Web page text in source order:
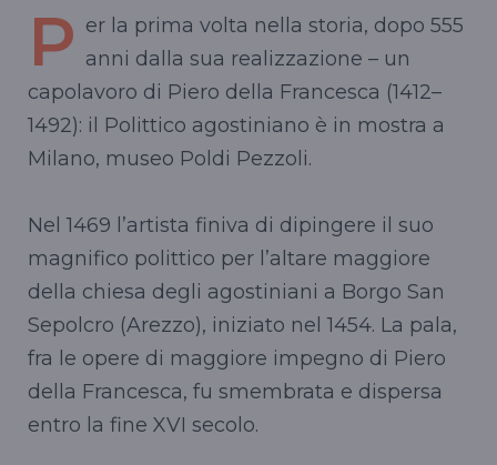
P er la prima volta nella storia, dopo 555
anni dalla sua realizzazione – un
capolavoro di Piero della Francesca (1412–
1492): il Polittico agostiniano è in mostra a
Milano, museo Poldi Pezzoli.
Nel 1469 l’artista finiva di dipingere il suo
magnifico polittico per l’altare maggiore
della chiesa degli agostiniani a Borgo San
Sepolcro (Arezzo), iniziato nel 1454. La pala,
fra le opere di maggiore impegno di Piero
della Francesca, fu smembrata e dispersa
entro la fine XVI secolo.